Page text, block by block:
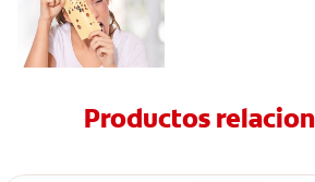
Productos